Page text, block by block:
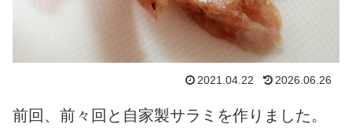
2021.04.22 2026.06.26
前回、前々回と自家製サラミを作りました。